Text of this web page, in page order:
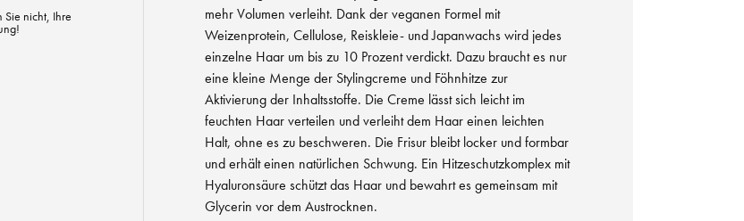
Sie nicht, Ihre
mehr Volumen verleiht. Dank der veganen Formel mit
Weizenprotein, Cellulose, Reiskleie- und Japanwachs wird jedes
einzelne Haar um bis zu 10 Prozent verdickt. Dazu braucht es nur
eine kleine Menge der Stylingcreme und Föhnhitze zur
Aktivierung der Inhaltsstoffe. Die Creme lässt sich leicht im
feuchten Haar verteilen und verleiht dem Haar einen leichten
Halt, ohne es zu beschweren. Die Frisur bleibt locker und formbar
und erhält einen natürlichen Schwung. Ein Hitzeschutzkomplex mit
Hyaluronsäure schützt das Haar und bewahrt es gemeinsam mit
Glycerin vor dem Austrocknen.